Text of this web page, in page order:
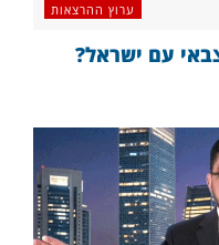
ערוץ ההרצאות
עם ישראל?